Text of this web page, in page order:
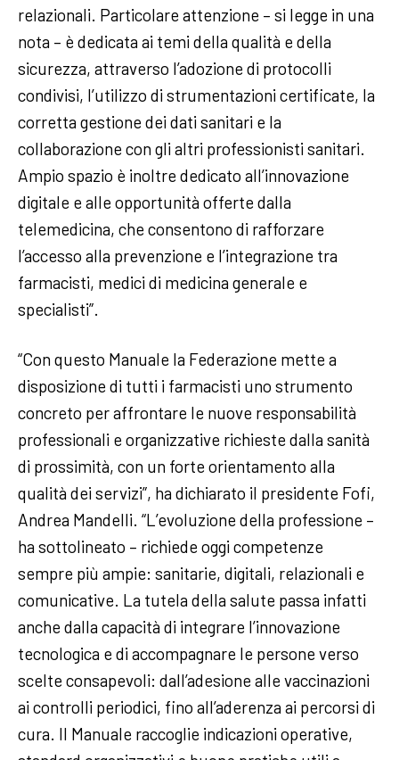
relazionali. Particolare attenzione – si legge in una
nota – è dedicata ai temi della qualità e della
sicurezza, attraverso l’adozione di protocolli
condivisi, l’utilizzo di strumentazioni certificate, la
corretta gestione dei dati sanitari e la
collaborazione con gli altri professionisti sanitari.
Ampio spazio è inoltre dedicato all’innovazione
digitale e alle opportunità offerte dalla
telemedicina, che consentono di rafforzare
l’accesso alla prevenzione e l’integrazione tra
farmacisti, medici di medicina generale e
specialisti”.
“Con questo Manuale la Federazione mette a
disposizione di tutti i farmacisti uno strumento
concreto per affrontare le nuove responsabilità
professionali e organizzative richieste dalla sanità
di prossimità, con un forte orientamento alla
qualità dei servizi”, ha dichiarato il presidente Fofi,
Andrea Mandelli. “L’evoluzione della professione –
ha sottolineato – richiede oggi competenze
sempre più ampie: sanitarie, digitali, relazionali e
comunicative. La tutela della salute passa infatti
anche dalla capacità di integrare l’innovazione
tecnologica e di accompagnare le persone verso
scelte consapevoli: dall’adesione alle vaccinazioni
ai controlli periodici, fino all’aderenza ai percorsi di
cura. Il Manuale raccoglie indicazioni operative,